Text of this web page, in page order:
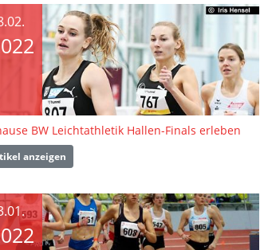
BW Leichtathletik Hallen-Finals erleben
anzeigen